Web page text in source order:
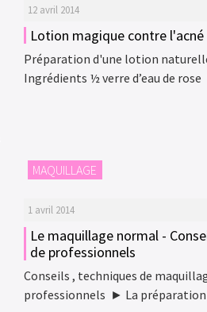
12 avril 2014
Lotion magique contre l'acné
Préparation d'une lotion
Ingrédients ½ verre d’eau de rose
MAQUILLAGE
1 avril 2014
Le maquillage normal -
de professionnels
Conseils , techniques de
professionnels ► La préparation